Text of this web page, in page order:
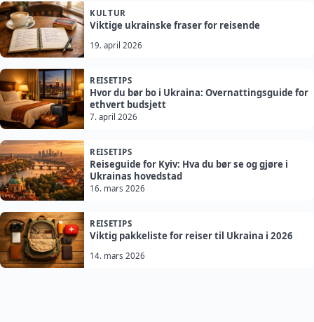
KULTUR
Viktige ukrainske fraser for reisende
19. april 2026
REISETIPS
Hvor du bør bo i Ukraina: Overnattingsguide for
ethvert budsjett
7. april 2026
REISETIPS
Reiseguide for Kyiv: Hva du bør se og gjøre i
Ukrainas hovedstad
16. mars 2026
REISETIPS
Viktig pakkeliste for reiser til Ukraina i 2026
14. mars 2026